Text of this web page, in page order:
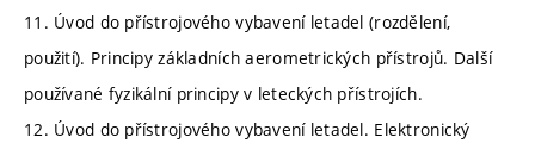
11. Úvod do přístrojového vybavení letadel (rozdělení,
použití). Principy základních aerometrických přístrojů. Další
používané fyzikální principy v leteckých přístrojích.
12. Úvod do přístrojového vybavení letadel. Elektronický